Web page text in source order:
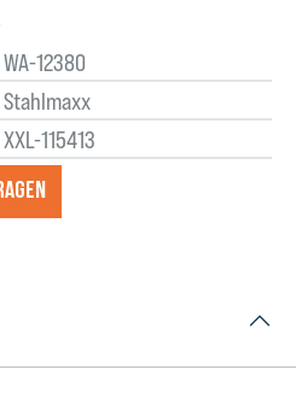
WA-12380
Stahlmaxx
XXL-115413